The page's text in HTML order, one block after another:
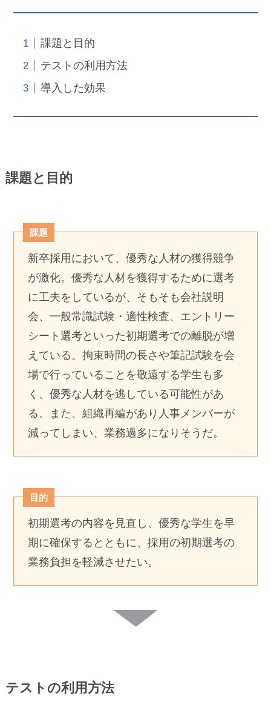
課題と目的
テストの利用方法
導入した効果
課題と目的
課題
新卒採用において、優秀な人材の獲得競争
が激化。優秀な人材を獲得するために選考
に工夫をしているが、そもそも会社説明
会、一般常識試験・適性検査、エントリー
シート選考といった初期選考での離脱が増
えている。拘束時間の長さや筆記試験を会
場で行っていることを敬遠する学生も多
く、優秀な人材を逃している可能性があ
る。また、組織再編があり人事メンバーが
減ってしまい、業務過多になりそうだ。
目的
初期選考の内容を見直し、優秀な学生を早
期に確保するとともに、採用の初期選考の
業務負担を軽減させたい。
テストの利用方法